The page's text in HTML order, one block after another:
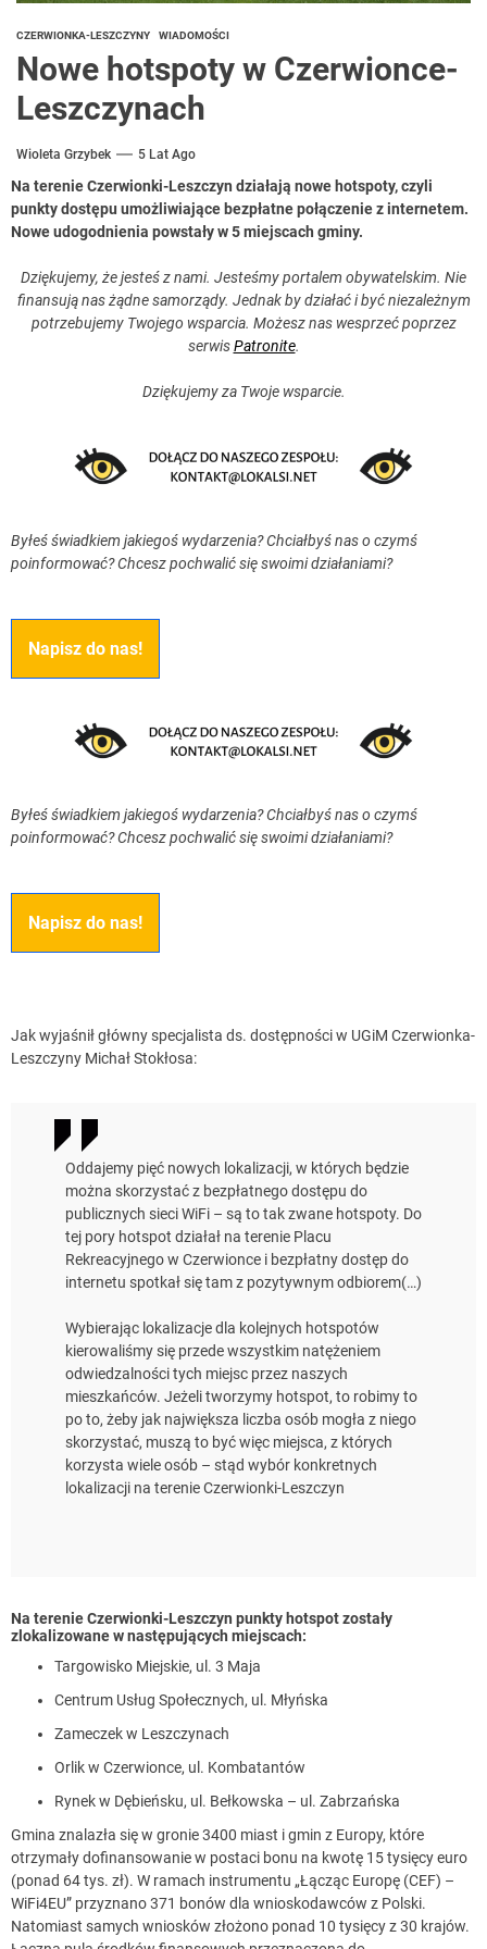
CZERWIONKA-LESZCZYNY WIADOMOŚCI
Nowe hotspoty w Czerwionce-
Leszczynach
Wioleta Grzybek 5 Lat Ago
Na terenie Czerwionki-Leszczyn działają nowe hotspoty, czyli
punkty dostępu umożliwiające bezpłatne połączenie z internetem.
Nowe udogodnienia powstały w 5 miejscach gminy.
Dziękujemy, że jesteś z nami. Jesteśmy portalem obywatelskim. Nie
finansują nas żądne samorządy. Jednak by działać i być niezależnym
potrzebujemy Twojego wsparcia. Możesz nas wesprzeć poprzez
serwisPatronite.
Dziękujemy za Twoje wsparcie.
Byłeś świadkiem jakiegoś wydarzenia? Chciałbyś nas o czymś
poinformować? Chcesz pochwalić się swoimi działaniami?
Napisz do nas!
Byłeś świadkiem jakiegoś wydarzenia? Chciałbyś nas o czymś
poinformować? Chcesz pochwalić się swoimi działaniami?
Napisz do nas!
Jak wyjaśnił główny specjalista ds. dostępności w UGiM Czerwionka-
Leszczyny Michał Stokłosa:
Oddajemy pięć nowych lokalizacji, w których będzie
można skorzystać z bezpłatnego dostępu do
publicznych sieci WiFi – są to tak zwane hotspoty. Do
tej pory hotspot działał na terenie Placu
Rekreacyjnego w Czerwionce i bezpłatny dostęp do
internetu spotkał się tam z pozytywnym odbiorem(…)
Wybierając lokalizacje dla kolejnych hotspotów
kierowaliśmy się przede wszystkim natężeniem
odwiedzalności tych miejsc przez naszych
mieszkańców. Jeżeli tworzymy hotspot, to robimy to
po to, żeby jak największa liczba osób mogła z niego
skorzystać, muszą to być więc miejsca, z których
korzysta wiele osób – stąd wybór konkretnych
lokalizacji na terenie Czerwionki-Leszczyn
Na terenie Czerwionki-Leszczyn punkty hotspot zostały
zlokalizowane w następujących miejscach:
Targowisko Miejskie, ul. 3 Maja
Centrum Usług Społecznych, ul. Młyńska
Zameczek w Leszczynach
Orlik w Czerwionce, ul. Kombatantów
Rynek w Dębieńsku, ul. Bełkowska – ul. Zabrzańska
Gmina znalazła się w gronie 3400 miast i gmin z Europy, które
otrzymały dofinansowanie w postaci bonu na kwotę 15 tysięcy euro
(ponad 64 tys. zł). W ramach instrumentu „Łącząc Europę (CEF) –
WiFi4EU” przyznano 371 bonów dla wnioskodawców z Polski.
Natomiast samych wniosków złożono ponad 10 tysięcy z 30 krajów.